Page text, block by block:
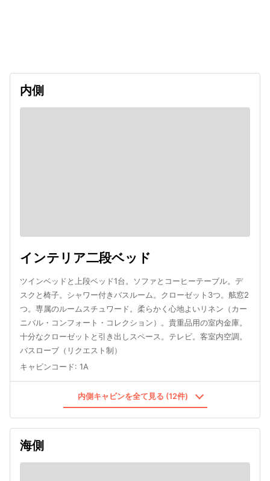
内側
インテリア二段ベッド
ツインベッドと上段ベッド1台。ソファとコーヒーテーブル。デ
スクと椅子。シャワー付きバスルーム。クローゼット3つ。舷窓2
つ。専属のルームスチュワード。柔らかく心地よいリネン（カー
ニバル・コンフォート・コレクション）。貴重品用の室内金庫。
十分なクローゼットと引き出しスペース。テレビ。客室内空調。
バスローブ（リクエスト制）
キャビンコード: 1A
内側キャビンを全て見る (12件)
海側